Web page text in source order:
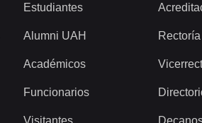
Estudiantes
Alumni UAH
Académicos
Funcionarios
Visitantes
Rectoría